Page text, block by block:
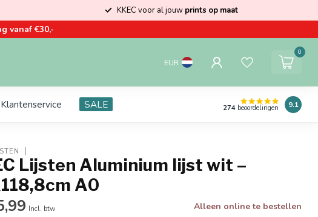
KKEC voor al jouw prints op maat
vanaf €30,-
EUR
0
Klantenservice SALE 274 beoordelingen 9.1
Lijsten Aluminium lijst wit –
A0
Incl. btw Alleen online te bestellen